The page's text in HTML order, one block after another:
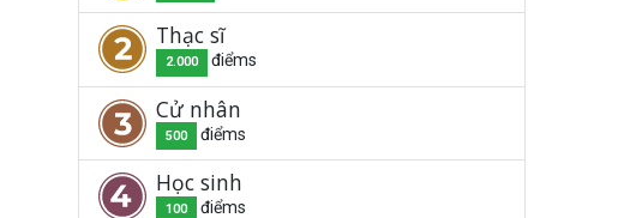
Thạc sĩ
2.000 điểms
Cử nhân
500 điểms
Học sinh
100 điểms